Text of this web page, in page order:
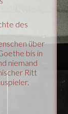
des
über
bis in
niemand
Ritt